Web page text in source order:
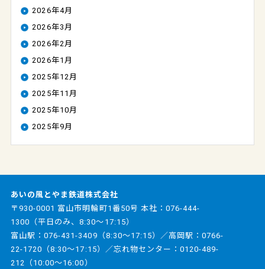
2026年4月
2026年3月
2026年2月
2026年1月
2025年12月
2025年11月
2025年10月
2025年9月
あいの風とやま鉄道株式会社
〒930-0001 富山市明輪町1番50号 本社： 076-444-
1300 （平日のみ、8:30～17:15）
富山駅：076-431-3409 （8:30～17:15）／高岡駅：0766-
22-1720 （8:30～17:15）／忘れ物センター：0120-489-
212 （10:00～16:00）